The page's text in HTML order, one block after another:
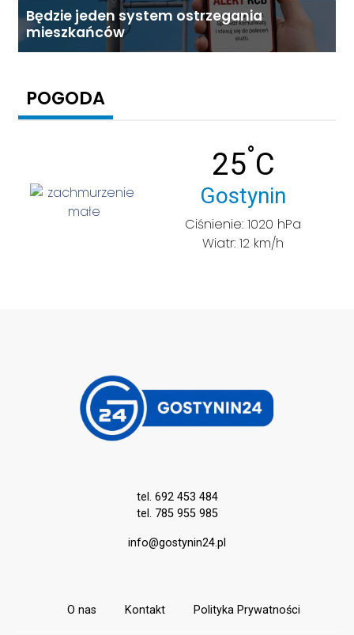
Będzie jeden system ostrzegania
mieszkańców
POGODA
25°C
Miasto:
Gostynin
Ciśnienie: 1020 hPa
Wiatr: 12 km/h
tel. 692 453 484
tel. 785 955 985
info@gostynin24.pl
O nas Kontakt Polityka Prywatności